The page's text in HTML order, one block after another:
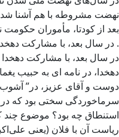
نهضت مشروطه با هم آشنا
بعد از کودتا، مأموران
. در سال بعد، با مشارکت
در سال بعد، با مشارکت
دهخدا، در نامه ای به حبیب
دوست و آقای عزیز، در”
سرماخوردگی سختی بود که در
استنطاق چه بود؟ موضوع چند
ریاست آن با فلان (یعنی